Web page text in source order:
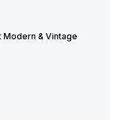
Modern & Vintage